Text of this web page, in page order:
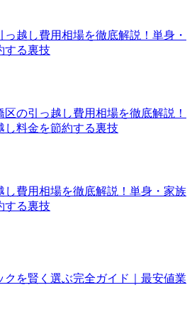
越し費用相場を徹底解説！単身・
する裏技
の引っ越し費用相場を徹底解説！
し料金を節約する裏技
し費用相場を徹底解説！単身・家族
する裏技
クを賢く選ぶ完全ガイド｜最安値業